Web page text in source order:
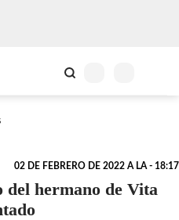
02 DE FEBRERO DE 2022 A LA - 18:17
del hermano de Vita